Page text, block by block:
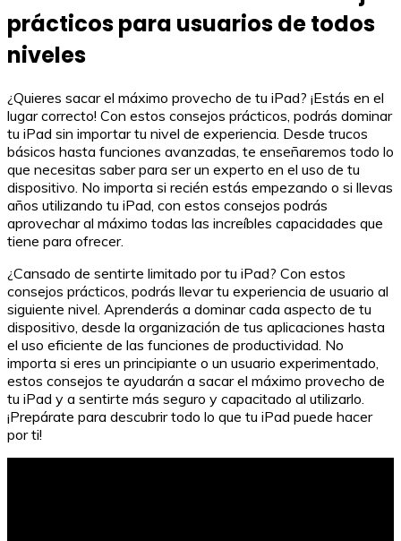
prácticos para usuarios de todos
niveles
¿Quieres sacar el máximo provecho de tu iPad? ¡Estás en el
lugar correcto! Con estos consejos prácticos, podrás dominar
tu iPad sin importar tu nivel de experiencia. Desde trucos
básicos hasta funciones avanzadas, te enseñaremos todo lo
que necesitas saber para ser un experto en el uso de tu
dispositivo. No importa si recién estás empezando o si llevas
años utilizando tu iPad, con estos consejos podrás
aprovechar al máximo todas las increíbles capacidades que
tiene para ofrecer.
¿Cansado de sentirte limitado por tu iPad? Con estos
consejos prácticos, podrás llevar tu experiencia de usuario al
siguiente nivel. Aprenderás a dominar cada aspecto de tu
dispositivo, desde la organización de tus aplicaciones hasta
el uso eficiente de las funciones de productividad. No
importa si eres un principiante o un usuario experimentado,
estos consejos te ayudarán a sacar el máximo provecho de
tu iPad y a sentirte más seguro y capacitado al utilizarlo.
¡Prepárate para descubrir todo lo que tu iPad puede hacer
por ti!